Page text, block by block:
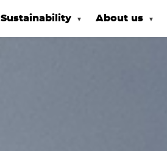
Sustainability About us